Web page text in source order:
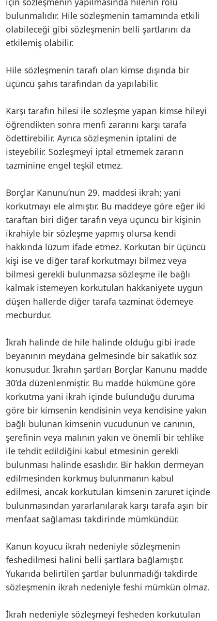
bulunmalıdır. Hile sözleşmenin tamamında etkili
olabileceği gibi sözleşmenin belli şartlarını da
etkilemiş olabilir.
Hile sözleşmenin tarafı olan kimse dışında bir
üçüncü şahıs tarafından da yapılabilir.
Karşı tarafın hilesi ile sözleşme yapan kimse hileyi
öğrendikten sonra menfi zararını karşı tarafa
ödettirebilir. Ayrıca sözleşmenin iptalini de
isteyebilir. Sözleşmeyi iptal etmemek zararın
tazminine engel teşkil etmez.
Borçlar Kanunu’nun 29. maddesi ikrah; yani
korkutmayı ele almıştır. Bu maddeye göre eğer iki
taraftan biri diğer tarafın veya üçüncü bir kişinin
ikrahiyle bir sözleşme yapmış olursa kendi
hakkında lüzum ifade etmez. Korkutan bir üçüncü
kişi ise ve diğer taraf korkutmayı bilmez veya
bilmesi gerekli bulunmazsa sözleşme ile bağlı
kalmak istemeyen korkutulan hakkaniyete uygun
düşen hallerde diğer tarafa tazminat ödemeye
mecburdur.
İkrah halinde de hile halinde olduğu gibi irade
beyanının meydana gelmesinde bir sakatlık söz
konusudur. İkrahın şartları Borçlar Kanunu madde
30’da düzenlenmiştir. Bu madde hükmüne göre
korkutma yani ikrah içinde bulunduğu duruma
göre bir kimsenin kendisinin veya kendisine yakın
bağlı bulunan kimsenin vücudunun ve canının,
şerefinin veya malının yakın ve önemli bir tehlike
ile tehdit edildiğini kabul etmesinin gerekli
bulunması halinde esaslıdır. Bir hakkın dermeyan
edilmesinden korkmuş bulunmanın kabul
edilmesi, ancak korkutulan kimsenin zaruret içinde
bulunmasından yararlanılarak karşı tarafa aşırı bir
menfaat sağlaması takdirinde mümkündür.
Kanun koyucu ikrah nedeniyle sözleşmenin
feshedilmesi halini belli şartlara bağlamıştır.
Yukarıda belirtilen şartlar bulunmadığı takdirde
sözleşmenin ikrah nedeniyle feshi mümkün olmaz.
İkrah nedeniyle sözleşmeyi fesheden korkutulan